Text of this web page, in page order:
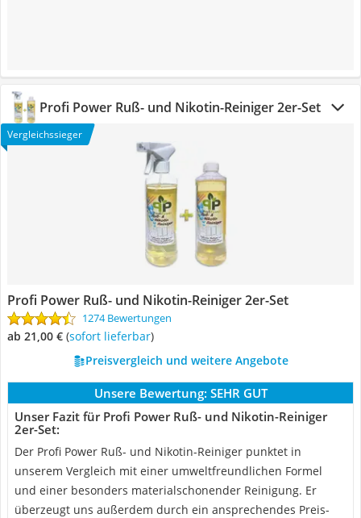
Profi Power Ruß- und Nikotin-Reiniger 2er-Set
Vergleichssieger
Profi Power Ruß- und Nikotin-Reiniger 2er-Set
1274 Bewertungen
ab 21,00 € ( Sofort lieferbar)
Preisvergleich und weitere Angebote
Unsere Bewertung: SEHR GUT
Unser Fazit für Profi Power Ruß- und Nikotin-Reiniger
2er-Set:
Der Profi Power Ruß- und Nikotin-Reiniger punktet in
unserem Vergleich mit einer umweltfreundlichen Formel
und einer besonders materialschonender Reinigung. Er
überzeugt uns außerdem durch ein ansprechendes Preis-